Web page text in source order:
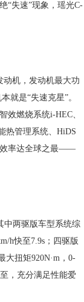
“失速”现象，瑶光C-
动机，发动机最大功
就是“失速克星”。
效燃烧系统i-HEC、
热管理系统、HiDS
效率达全球之最——
中两驱版车型系统综
h快至7.9s；四驱版
大扭矩920N·m，0-
，充分满足性能爱